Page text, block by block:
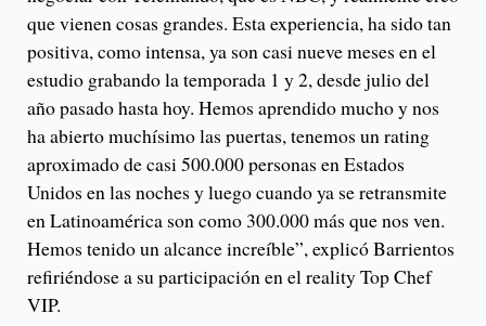
que vienen cosas grandes. Esta experiencia, ha sido tan
positiva, como intensa, ya son casi nueve meses en el
estudio grabando la temporada 1 y 2, desde julio del
año pasado hasta hoy. Hemos aprendido mucho y nos
ha abierto muchísimo las puertas, tenemos un rating
aproximado de casi 500.000 personas en Estados
Unidos en las noches y luego cuando ya se retransmite
en Latinoamérica son como 300.000 más que nos ven.
Hemos tenido un alcance increíble”, explicó Barrientos
refiriéndose a su participación en el reality Top Chef
VIP.